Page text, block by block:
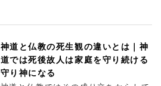
神道と仏教の死生観の違いとは｜神
道では死後故人は家庭を守り続ける
守り神になる